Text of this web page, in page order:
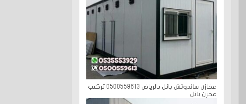
مخازن ساندوتش بانل بالرياض 0500559613 تركيب
مخزن بانل